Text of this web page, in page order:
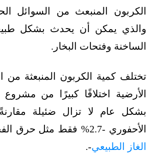
الكربون المنبعث من السوائل
والذي يمكن أن يحدث بشكل
الساخنة وفتحات البخار.
تختلف كمية الكربون المنبعثة من
الأرضية اختلافًا كبيرًا من مشروع
بشكل عام لا تزال ضئيلة
الأحفوري -2.7% فقط مثل حرق الفحم، أو 5% مثل
الغاز الطبيعي-.